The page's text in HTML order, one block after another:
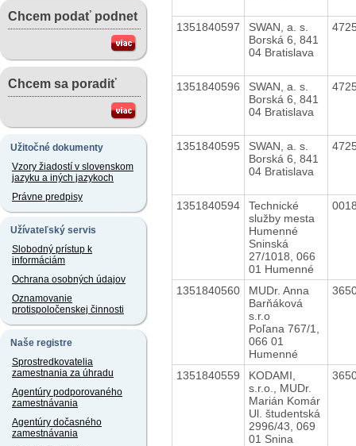
Chcem podať podnet
Chcem sa poradiť
Užitočné dokumenty
Vzory žiadostí v slovenskom
jazyku a iných jazykoch
Právne predpisy
Užívateľský servis
Slobodný prístup k
informáciám
Ochrana osobných údajov
Oznamovanie
protispoločenskej činnosti
Naše registre
Sprostredkovatelia
zamestnania za úhradu
Agentúry podporovaného
zamestnávania
Agentúry dočasného
zamestnávania
1351840597
SWAN, a. s.
Borská 6, 841
04 Bratislava
1351840596
SWAN, a. s.
Borská 6, 841
04 Bratislava
1351840595
SWAN, a. s.
Borská 6, 841
04 Bratislava
1351840594
Technické
služby mesta
Humenné
Sninská
27/1018, 066
01 Humenné
1351840560
MUDr. Anna
Barňáková
s.r.o
Poľana 767/1,
066 01
Humenné
1351840559
KODAMI,
s.r.o., MUDr.
Marián Komár
Ul. študentská
2996/43, 069
01 Snina